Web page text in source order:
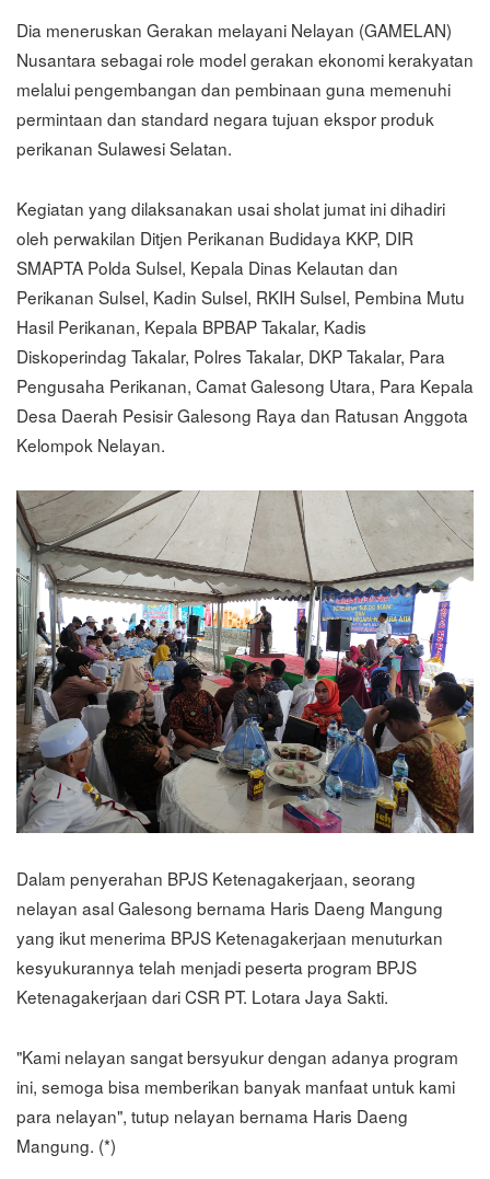
Dia meneruskan Gerakan melayani Nelayan (GAMELAN)
Nusantara sebagai role model gerakan ekonomi kerakyatan
melalui pengembangan dan pembinaan guna memenuhi
permintaan dan standard negara tujuan ekspor produk
perikanan Sulawesi Selatan.
Kegiatan yang dilaksanakan usai sholat jumat ini dihadiri
oleh perwakilan Ditjen Perikanan Budidaya KKP, DIR
SMAPTA Polda Sulsel, Kepala Dinas Kelautan dan
Perikanan Sulsel, Kadin Sulsel, RKIH Sulsel, Pembina Mutu
Hasil Perikanan, Kepala BPBAP Takalar, Kadis
Diskoperindag Takalar, Polres Takalar, DKP Takalar, Para
Pengusaha Perikanan, Camat Galesong Utara, Para Kepala
Desa Daerah Pesisir Galesong Raya dan Ratusan Anggota
Kelompok Nelayan.
Dalam penyerahan BPJS Ketenagakerjaan, seorang
nelayan asal Galesong bernama Haris Daeng Mangung
yang ikut menerima BPJS Ketenagakerjaan menuturkan
kesyukurannya telah menjadi peserta program BPJS
Ketenagakerjaan dari CSR PT. Lotara Jaya Sakti.
"Kami nelayan sangat bersyukur dengan adanya program
ini, semoga bisa memberikan banyak manfaat untuk kami
para nelayan", tutup nelayan bernama Haris Daeng
Mangung. (*)